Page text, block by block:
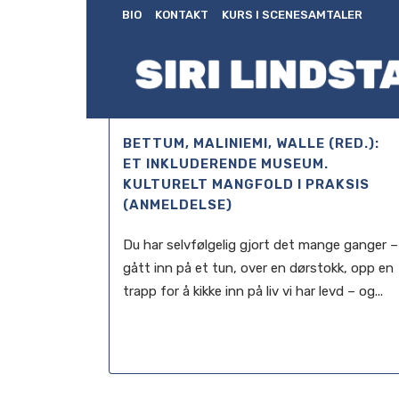
BIO KONTAKT KURS I SCENESAMTALER
BETTUM, MALINIEMI, WALLE (RED.):
ET INKLUDERENDE MUSEUM.
KULTURELT MANGFOLD I PRAKSIS
(ANMELDELSE)
Du har selvfølgelig gjort det mange ganger –
gått inn på et tun, over en dørstokk, opp en
trapp for å kikke inn på liv vi har levd – og...